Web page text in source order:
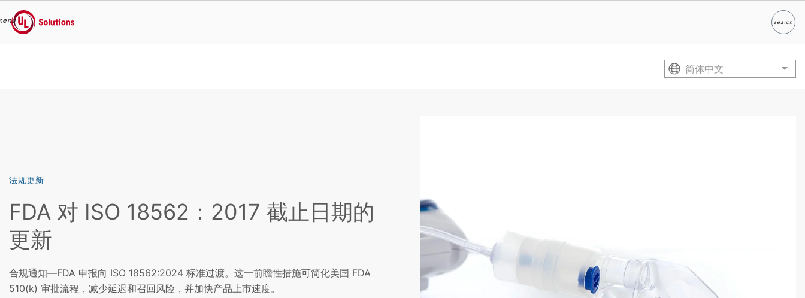
UL Solutions
searchSearch
简体中文 List
法规更新
FDA 对 ISO 18562：2017 截止日期的
更新
合规通知—FDA 申报向 ISO 18562:2024 标准过渡。这一前瞻性措施可简化美国 FDA
510(k) 审批流程，减少延迟和召回风险，并加快产品上市速度。